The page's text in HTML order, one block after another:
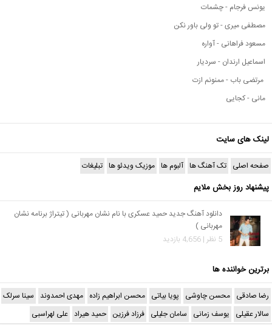
یونس فرجام - چشمات
مصطفی میری - تو ولی باور نکن
مسعود فراهانی - آواره
اسماعیل ارندان - سردیار
مرتضی باب - ممنونم ازت
مانی - کجایی
لینک های سایت
صفحه اصلی تک آهنگ ها آلبوم ها موزیک ویدئو ها تبلیغات
پیشنهاد روز بخش ملایم
دانلود آهنگ جدید حمید عسکری با نام نشان مهربانی ( تیتراژ برنامه نشان
مهربانی )
5 نظر | 4,656 بازدید
برترین خواننده ها
رضا صادقی محسن چاوشی پویا بیاتی محسن ابراهیم زاده مهدی احمدوند سینا سرلک
سالار عقیلی یوسف زمانی سامان جلیلی فرزاد فرزین حمید هیراد علی لهراسبی